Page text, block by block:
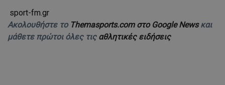
sport-fm.gr
Ακολουθήστε το Themasports.com στο Google Newsκαι
μάθετε πρώτοι όλες τις αθλητικές ειδήσεις